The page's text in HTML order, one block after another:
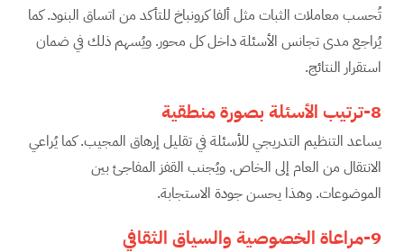
تُحسب معاملات الثبات مثل ألفا كرونباخ للتأكد من اتساق البنود. كما
يُراجع مدى تجانس الأسئلة داخل كل محور. ويُسهم ذلك في ضمان
استقرار النتائج.
8-ترتيب الأسئلة بصورة منطقية
يساعد التنظيم التدريجي للأسئلة في تقليل إرهاق المجيب. كما يُراعي
الانتقال من العام إلى الخاص. ويُجنب القفز المفاجئ بين
الموضوعات. وهذا يحسن جودة الاستجابة.
9-مراعاة الخصوصية والسياق الثقافي